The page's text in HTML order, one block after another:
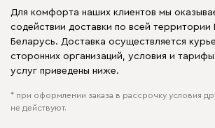
Для комфорта наших клиентов мы
содействии доставки по всей территории
Беларусь. Доставка осуществляется
сторонних организаций, условия и
услуг приведены ниже.
* при оформлении заказа в рассрочку условия
не действуют.